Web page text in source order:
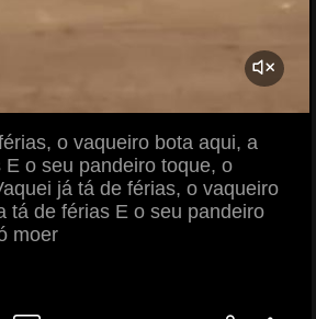
o vaqueiro bota aqui, a
o seu pandeiro toque, o
já tá de férias, o vaqueiro
tá de férias E o seu pandeiro
moer